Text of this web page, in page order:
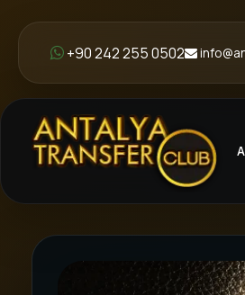
+90 242 255 0502